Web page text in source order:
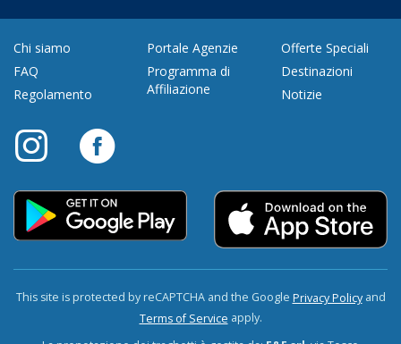
Chi siamo
FAQ
Regolamento
Portale Agenzie
Programma di
Affiliazione
Offerte Speciali
Destinazioni
Notizie
This site is protected by reCAPTCHA and the Google Privacy Policyand
Terms of Service apply.